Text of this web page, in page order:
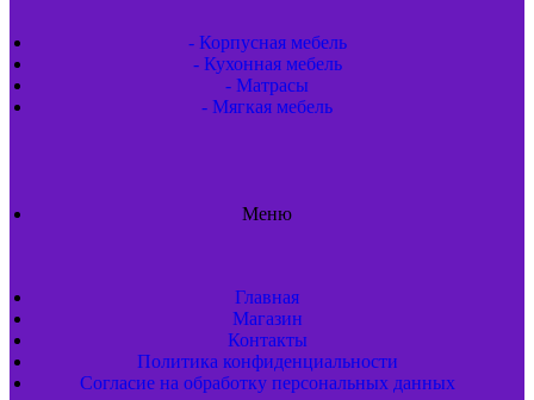
- Корпусная мебель
- Кухонная мебель
- Матрасы
- Мягкая мебель
Меню
Главная
Магазин
Контакты
Политика конфиденциальности
Согласие на обработку персональных данных